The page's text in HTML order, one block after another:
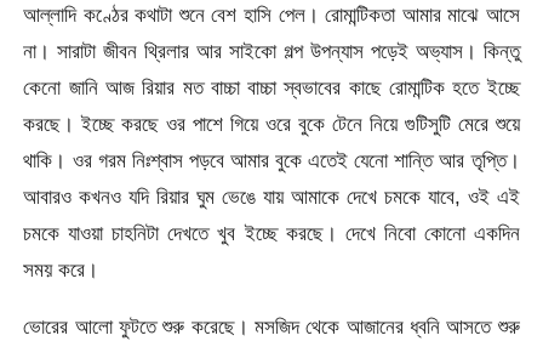
আল্লাদি কণ্ঠের কথাটা শুনে বেশ হাসি পেল। রোমান্টিকতা আমার মাঝে আসে
না। সারাটা জীবন থ্রিলার আর সাইকো গল্প উপন্যাস পড়েই অভ্যাস। কিন্তু
কেনো জানি আজ রিয়ার মত বাচ্চা বাচ্চা স্বভাবের কাছে রোমান্টিক হতে ইচ্ছে
করছে। ইচ্ছে করছে ওর পাশে গিয়ে ওরে বুকে টেনে নিয়ে গুটিসুটি মেরে শুয়ে
থাকি। ওর গরম নিঃশ্বাস পড়বে আমার বুকে এতেই যেনো শান্তি আর তৃপ্তি।
আবারও কখনও যদি রিয়ার ঘুম ভেঙে যায় আমাকে দেখে চমকে যাবে, ওই এই
চমকে যাওয়া চাহনিটা দেখতে খুব ইচ্ছে করছে। দেখে নিবো কোনো একদিন
সময় করে।
ভোরের আলো ফুটতে শুরু করেছে। মসজিদ থেকে আজানের ধ্বনি আসতে শুরু